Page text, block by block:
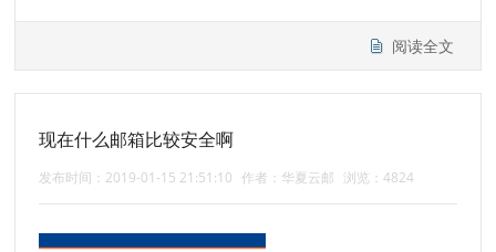
阅读全文
现在什么邮箱比较安全啊
发布时间：2019-01-15 21:51:10 作者：华夏云邮 浏览：4824